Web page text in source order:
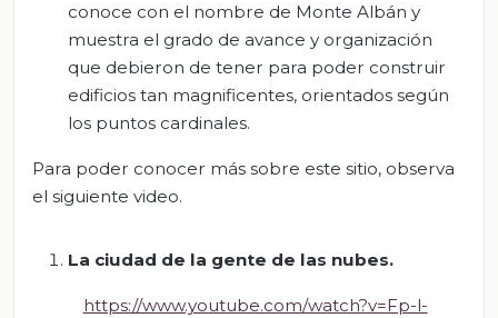
conoce con el nombre de Monte Albán y
muestra el grado de avance y organización
que debieron de tener para poder construir
edificios tan magnificentes, orientados según
los puntos cardinales.
Para poder conocer más sobre este sitio, observa
el siguiente video.
La ciudad de la gente de las nubes.
https://www.youtube.com/watch?v=Fp-l-